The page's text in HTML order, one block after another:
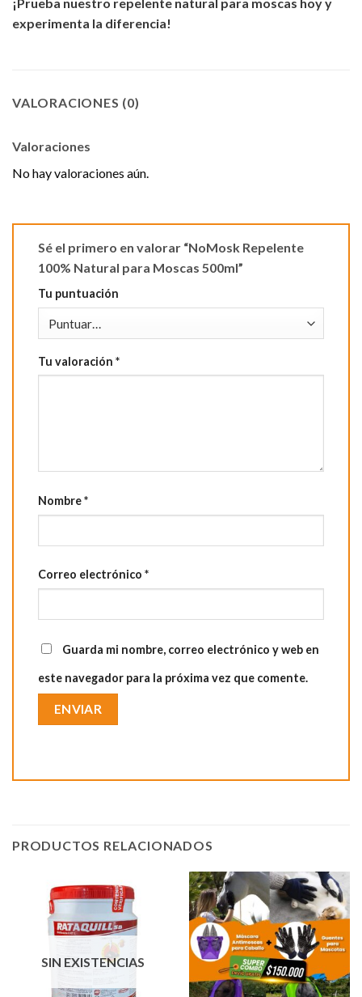
experimenta la diferencia!
VALORACIONES (0)
Valoraciones
No hay valoraciones aún.
Sé el primero en valorar “NoMosk Repelente
100% Natural para Moscas 500ml”
Tu puntuación
Tu valoración *
Nombre*
Correo electrónico *
Guarda mi nombre, correo electrónico y web en
este navegador para la próxima vez que comente.
PRODUCTOS RELACIONADOS
SIN EXISTENCIAS